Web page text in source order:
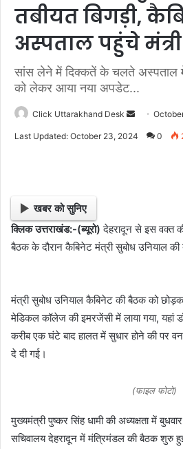
तबीयत बिगड़ी,
अस्पताल पहुंचे मंत्री
सांस लेने में दिक्कतें के चलते अस्पताल में
को लेकर आया नया अपडेट...
Click Uttarakhand Desk
e
m
a
Last Updated: October 23, 2024 0
खबर को सुनिए
क्लिक उत्तराखंड:-(ब्यूरो) देहरादून से इस वक्त
बैठक के दौरान कैबिनेट मंत्री सुबोध उनियाल की
मंत्री सुबोध उनियाल कैबिनेट की बैठक को
मेडिकल कॉलेज की इमरजेंसी में लाया गया, यहां
करीब एक घंटे बाद हालत में सुधार होने की पर
दे दी गई।
(फाइल फोटो)
मुख्यमंत्री पुष्कर सिंह धामी की अध्यक्षता में
सचिवालय देहरादून में मंत्रिमंडल की बैठक शुरु